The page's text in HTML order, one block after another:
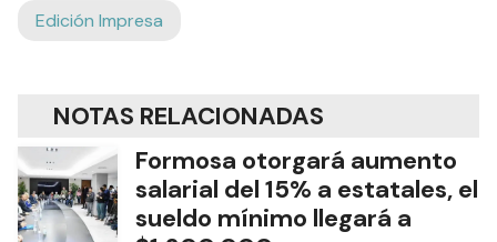
Edición Impresa
NOTAS RELACIONADAS
Formosa otorgará aumento
salarial del 15% a estatales, el
sueldo mínimo llegará a